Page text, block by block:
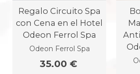
Regalo Circuito Spa
con Cena en el Hotel
Odeon Ferrol Spa
Odeon Ferrol Spa
35.00 €